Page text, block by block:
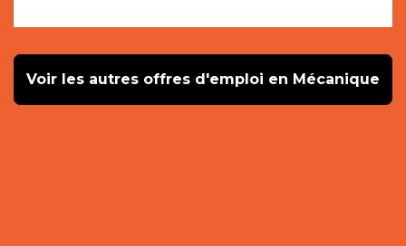
Voir les autres offres d'emploi en Mécanique